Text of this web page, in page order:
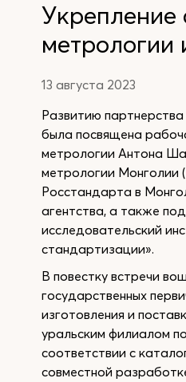
Укрепление
метрологии
13 августа 2023
Развитию
была посвящена
метрологии Антона
метрологии Монголии
Росстандарта в
агентства, а также
исследовательский
стандартизации».
В повестку встречи
государственных
изготовления и
уральским филиалом
соответствии с
совместной